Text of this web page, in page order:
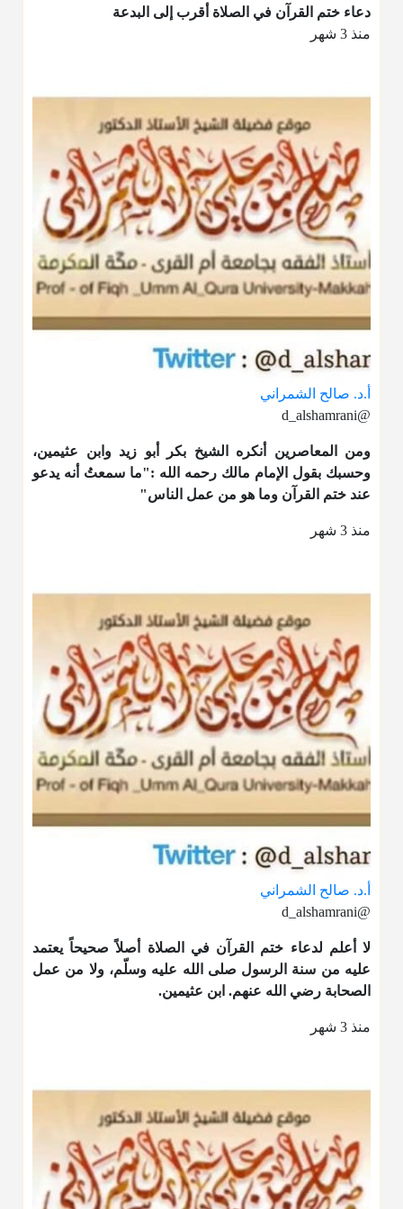
دعاء ختم القرآن في الصلاة أقرب إلى البدعة
منذ 3 شهر
أ.د. صالح الشمراني
@d_alshamrani
ومن المعاصرين أنكره الشيخ بكر أبو زيد وابن عثيمين،
وحسبك بقول الإمام مالك رحمه الله :"ما سمعتُ أنه يدعو
عند ختم القرآن وما هو من عمل الناس"
منذ 3 شهر
أ.د. صالح الشمراني
@d_alshamrani
لا أعلم لدعاء ختم القرآن في الصلاة أصلاً صحيحاً يعتمد
عليه من سنة الرسول صلى الله عليه وسلّم، ولا من عمل
الصحابة رضي الله عنهم. ابن عثيمين.
منذ 3 شهر